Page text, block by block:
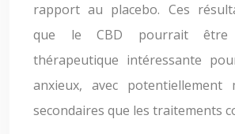
rapport au placebo. Ces
que le CBD pourrait
thérapeutique intéressante
anxieux, avec potentiellement
secondaires que les traitements